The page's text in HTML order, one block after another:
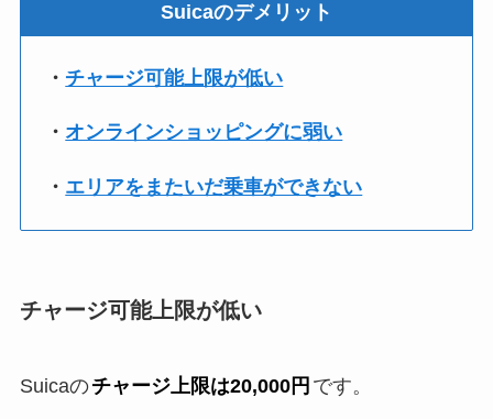
Suicaのデメリット
・ チャージ可能上限が低い
・ オンラインショッピングに弱い
・ エリアをまたいだ乗車ができない
チャージ可能上限が低い
Suicaのチャージ上限は20,000円 です。